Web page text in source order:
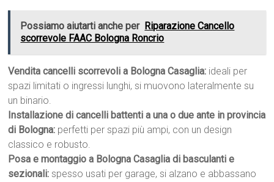
Possiamo aiutarti anche per Riparazione Cancello
scorrevole FAAC Bologna Roncrio
Vendita cancelli scorrevoli a Bologna Casaglia: ideali per
spazi limitati o ingressi lunghi, si muovono lateralmente su
un binario.
Installazione di cancelli battenti a una o due ante in provincia
di Bologna: perfetti per spazi più ampi, con un design
classico e robusto.
Posa e montaggio a Bologna Casaglia di basculanti e
sezionali: spesso usati per garage, si alzano e abbassano